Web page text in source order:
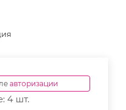
авторизации
4 шт.